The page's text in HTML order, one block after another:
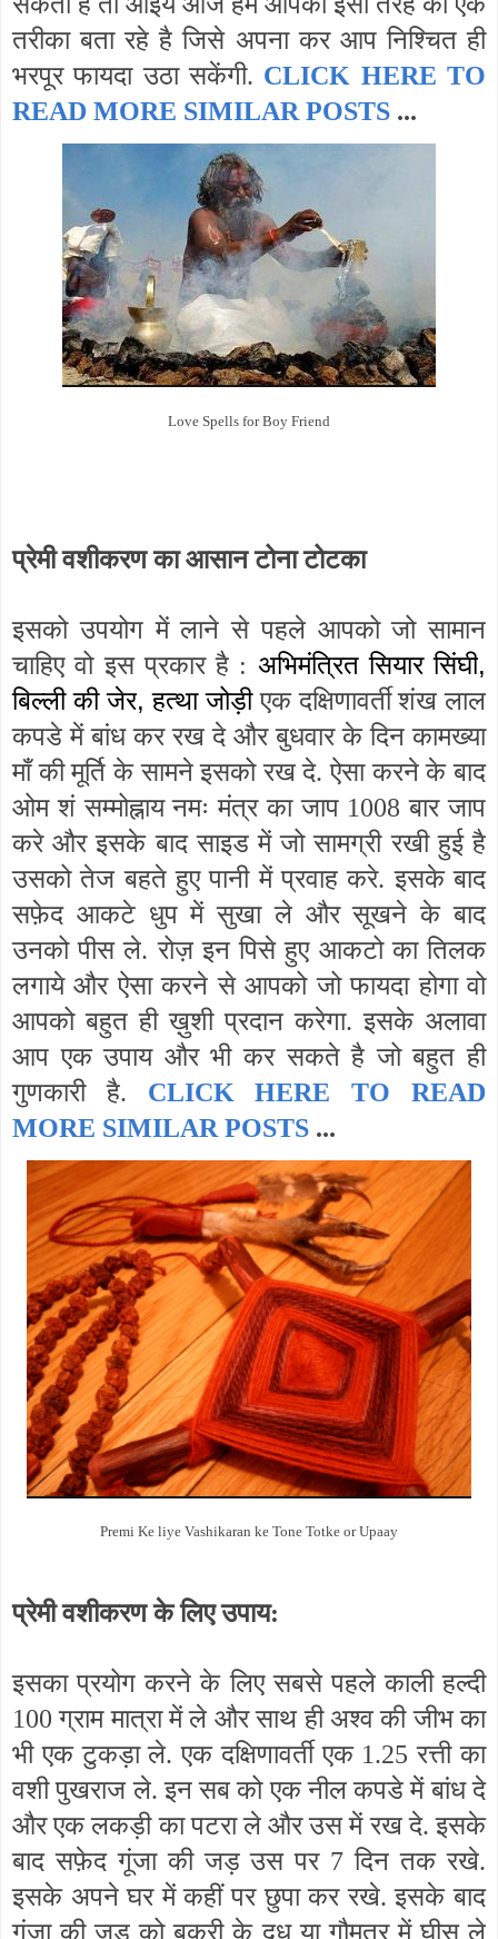
तरीका बता रहे है जिसे अपना कर आप निश्चित ही
भरपूर फायदा उठा सकेंगी. CLICK HERE TO
READ MORE SIMILAR POSTS ...
Love Spells for Boy Friend
प्रेमी वशीकरण का आसान टोना टोटका
इसको उपयोग में लाने से पहले आपको जो सामान
चाहिए वो इस प्रकार है : अभिमंत्रित सियार सिंघी,
बिल्ली की जेर,हत्था जोड़ीएक दक्षिणावर्ती शंख लाल
कपडे में बांध कर रख दे और बुधवार के दिन कामख्या
माँ की मूर्ति के सामने इसको रख दे. ऐसा करने के बाद
ओम शं सम्मोह्नाय नमः मंत्र का जाप 1008 बार जाप
करे और इसके बाद साइड में जो सामग्री रखी हुई है
उसको तेज बहते हुए पानी में प्रवाह करे. इसके बाद
सफ़ेद आकटे धुप में सुखा ले और सूखने के बाद
उनको पीस ले. रोज़ इन पिसे हुए आकटो का तिलक
लगाये और ऐसा करने से आपको जो फायदा होगा वो
आपको बहुत ही ख़ुशी प्रदान करेगा. इसके अलावा
आप एक उपाय और भी कर सकते है जो बहुत ही
गुणकारी है. CLICK HERE TO READ
MORE SIMILAR POSTS ...
Premi Ke liye Vashikaran ke Tone Totke or Upaay
प्रेमी वशीकरण के लिए उपाय:
इसका प्रयोग करने के लिए सबसे पहले काली हल्दी
100 ग्राम मात्रा में ले और साथ ही अश्व की जीभ का
भी एक टुकड़ा ले. एक दक्षिणावर्ती एक 1.25 रत्ती का
वशी पुखराज ले. इन सब को एक नील कपडे में बांध दे
और एक लकड़ी का पटरा ले और उस में रख दे. इसके
बाद सफ़ेद गूंजा की जड़ उस पर 7 दिन तक रखे.
इसके अपने घर में कहीं पर छुपा कर रखे. इसके बाद
गूंजा की जड़ को बकरी के दूध या गौमूत्र में घीस ले